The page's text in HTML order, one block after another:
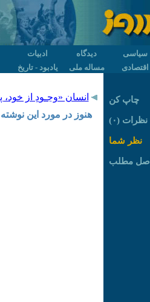
سیاسی دیدگاه ادبیات
اقتصادی مساله ملی یادبود - تاریخ
انسان «وجـودِ از خود،
هنوز در مورد این
چاپ کن
نظرات (۰)
نظر شما
اصل مطلب